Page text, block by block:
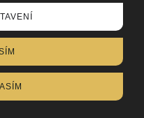
zkvalitňování služeb a
uvedených v našich
stránek